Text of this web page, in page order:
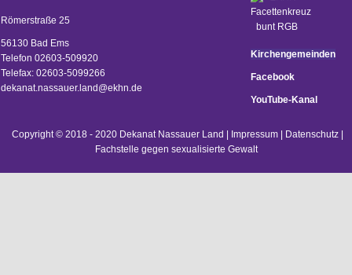
Römerstraße 25
56130 Bad Ems
Telefon 02603-509920
Telefax: 02603-5099266
dekanat.nassauer.land@ekhn.de
Kirchengemeinden
Facebook
YouTube-Kanal
Copyright © 2018 - 2020 Dekanat Nassauer Land | Impressum| Datenschutz|
Fachstelle gegen sexualisierte Gewalt